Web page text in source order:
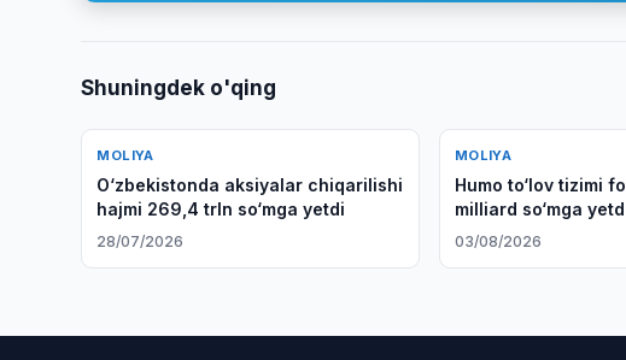
Shuningdek o'qing
MOLIYA
O‘zbekistonda aksiyalar chiqarilishi
hajmi 269,4 trln so‘mga yetdi
28/07/2026
MOLIYA
Humo to‘lov tizimi
milliard so‘mga
03/08/2026